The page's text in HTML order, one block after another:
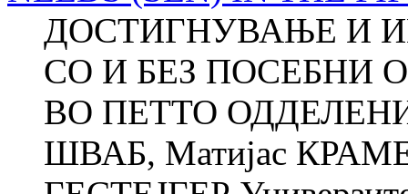
ДОСТИГНУВАЊE И
СО И БЕЗ ПОСЕБНИ
ВО ПЕТТО
ШВАБ, Матијас